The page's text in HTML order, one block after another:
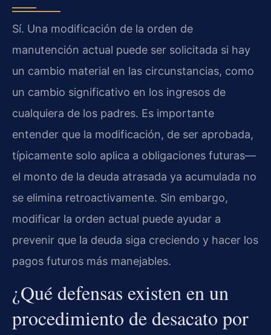
Sí. Una modificación de la orden de
manutención actual puede ser solicitada si hay
un cambio material en las circunstancias, como
un cambio significativo en los ingresos de
cualquiera de los padres. Es importante
entender que la modificación, de ser aprobada,
típicamente solo aplica a obligaciones futuras—
el monto de la deuda atrasada ya acumulada no
se elimina retroactivamente. Sin embargo,
modificar la orden actual puede ayudar a
prevenir que la deuda siga creciendo y hacer los
pagos futuros más manejables.
¿Qué defensas existen en un
procedimiento de desacato por